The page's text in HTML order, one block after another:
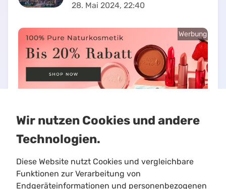
28. Mai 2024, 22:40
Werbung
Wir nutzen Cookies und andere
Technologien.
Diese Website nutzt Cookies und vergleichbare
Funktionen zur Verarbeitung von
Endgeräteinformationen und personenbezogenen